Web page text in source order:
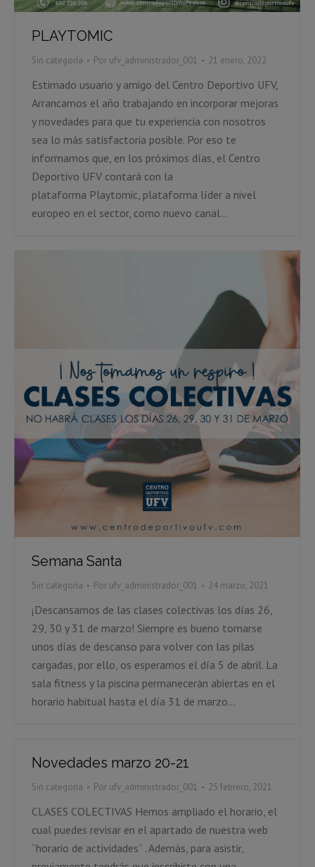
PLAYTOMIC
Sin categoría Por ufv_administrador_001 21 enero, 2022
Estimado usuario y amigo del Centro Deportivo UFV,
Arrancamos el año trabajando en incorporar mejoras
y novedades para que tu experiencia con nosotros
sea lo más satisfactoria posible. Por eso te
informamos que, en los próximos días, el Centro
Deportivo UFV contará con la
plataforma Playtomic, plataforma líder a nivel
europeo en el sector, como nuevo canal…
Semana Santa
Sin categoría Por ufv_administrador_001 24 marzo, 2021
¡Descansamos de las clases colectivas los días 26,
29, 30 y 31 de marzo! Siempre es bueno tomarse
unos días de descanso para volver con las pilas
cargadas, por ello, os esperamos el día 5 de abril. La
sala fitness y la piscina permanecerán abiertas en el
horario habitual hasta el día 31 de marzo…
Novedades marzo 20-21
Sin categoría Por ufv_administrador_001 25 febrero, 2021
CLASES COLECTIVAS Hemos ampliado el horario, el
cual puedes revisar en el apartado de nuestra web
“horario de actividades” . Además, para asistir,